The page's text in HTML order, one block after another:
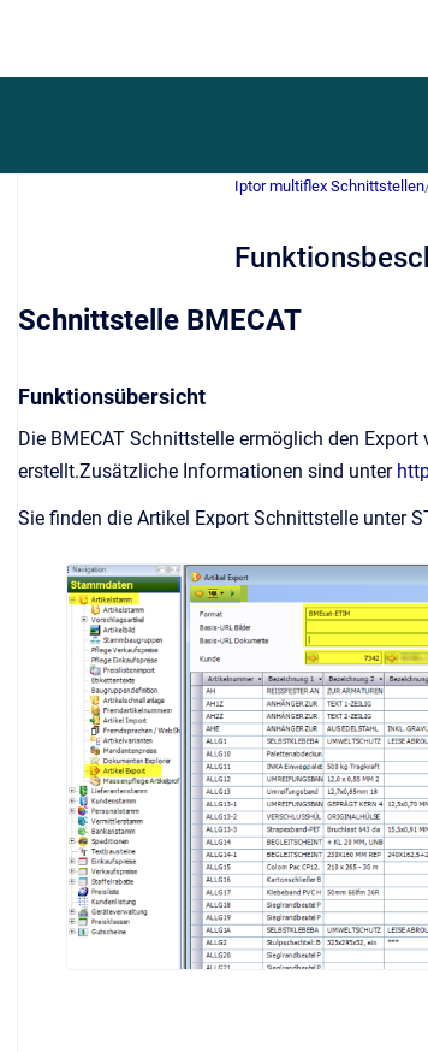
Iptor multiflex Schnittstellen
Schnittstelle BMECAT
Funktionsübersicht
Die BMECAT Schnittstelle ermöglich den
erstellt.Zusätzliche Informationen sind unter
Sie finden die Artikel Export Schnittstelle unter